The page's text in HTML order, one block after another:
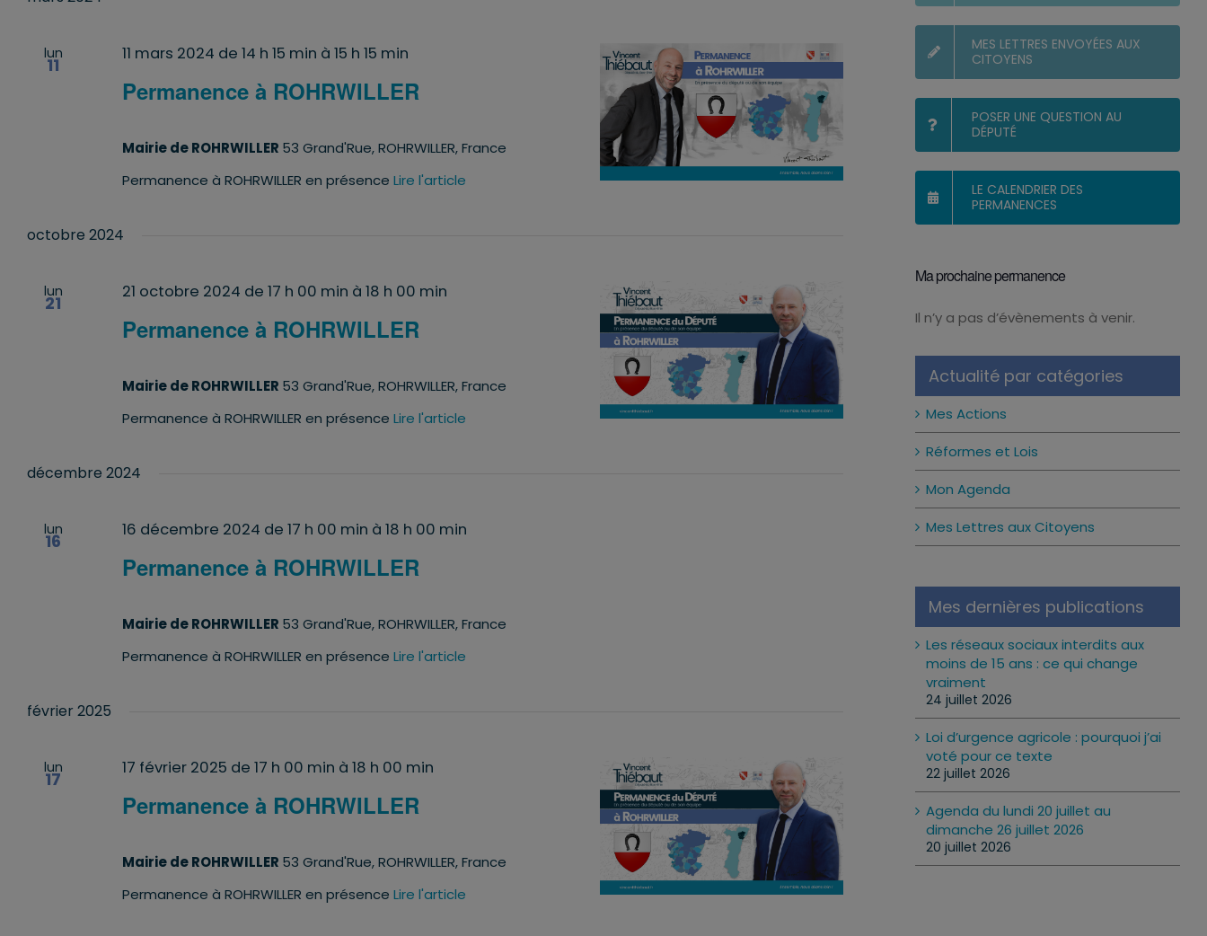
clé.
lun
11
Permanence à ROHRWILLER
11 mars 2024 de 14 h 15 min à15 h 15 min
Mairie de ROHRWILLER 53 Grand'Rue, ROHRWILLER, France
Permanence à ROHRWILLER en présenceLire l'article
octobre 2024
lun
21
Permanence à ROHRWILLER
21 octobre 2024 de 17 h 00 min à18 h 00 min
Mairie de ROHRWILLER 53 Grand'Rue, ROHRWILLER, France
Permanence à ROHRWILLER en présenceLire l'article
décembre 2024
lun
16
Permanence à ROHRWILLER
16 décembre 2024 de 17 h 00 min à18 h 00 min
Mairie de ROHRWILLER 53 Grand'Rue, ROHRWILLER, France
Permanence à ROHRWILLER en présenceLire l'article
février 2025
lun
17
Permanence à ROHRWILLER
17 février 2025 de 17 h 00 min à18 h 00 min
Mairie de ROHRWILLER 53 Grand'Rue, ROHRWILLER, France
Permanence à ROHRWILLER en présenceLire l'article
MES LETTRES ENVOYÉES AUX
CITOYENS
POSER UNE QUESTION AU
DÉPUTÉ
LE CALENDRIER DES
PERMANENCES
Ma prochaine permanence
Notice
Il n’y a pas d’évènements à venir.
Actualité par catégories
Mes Actions
Réformes et Lois
Mon Agenda
Mes Lettres aux Citoyens
Mes dernières publications
Les réseaux sociaux interdits aux
moins de 15 ans : ce qui change
vraiment
24 juillet 2026
Loi d’urgence agricole : pourquoi j’ai
voté pour ce texte
22 juillet 2026
Agenda du lundi 20 juillet au
dimanche 26 juillet 2026
20 juillet 2026